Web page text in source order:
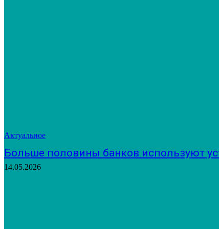
Актуальное
Больше половины банков используют
14.05.2026